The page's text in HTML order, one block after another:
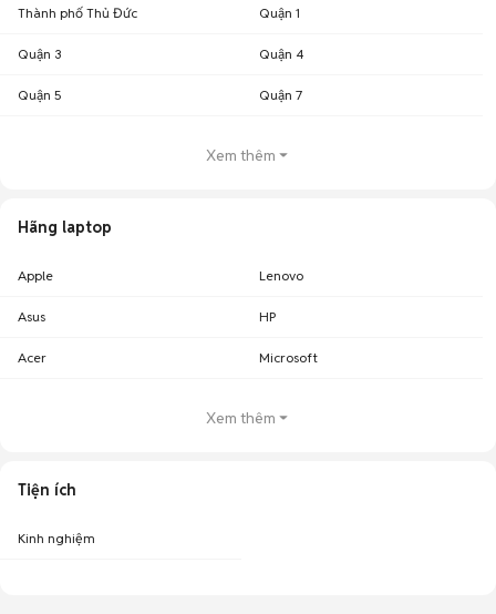
Thành phố Thủ Đức Quận 1
Quận 3 Quận 4
Quận 5 Quận 7
Xem thêm
Hãng laptop
Apple Lenovo
Asus HP
Acer Microsoft
Xem thêm
Tiện ích
Kinh nghiệm